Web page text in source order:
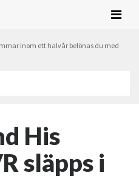
inom ett halvår belönas du med
His
släpps i